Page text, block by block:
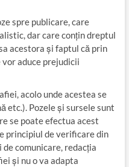
spre publicare, care
dar care conțin dreptul
acestora și faptul că prin
aduce prejudicii
acolo unde acestea se
etc.). Pozele și sursele sunt
se poate efectua acest
principiul de verificare din
comunicare, redacția
și nu o va adapta